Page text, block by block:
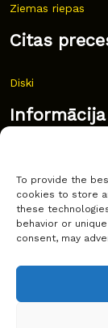
To provide the
cookies to store
these
behavior or
consent, may
Ziemas riepas
Citas
Diski
Informācija
Bieži uzdoti
Kur pirkt?
Sīkdatņu politika